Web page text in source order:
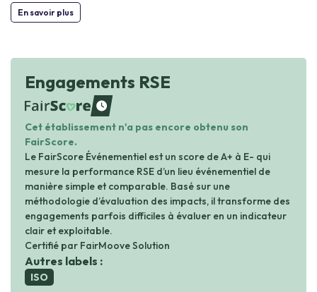
En savoir plus
Engagements RSE
waiting
Cet établissement n'a pas encore obtenu son
FairScore.
Le FairScore Événementiel est un score de A+ à E- qui
mesure la performance RSE d’un lieu événementiel de
manière simple et comparable. Basé sur une
méthodologie d’évaluation des impacts, il transforme des
engagements parfois difficiles à évaluer en un indicateur
clair et exploitable.
Certifié par FairMoove Solution
Autres labels :
ISO